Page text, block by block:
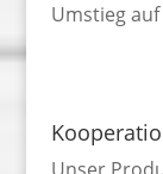
Umstieg auf